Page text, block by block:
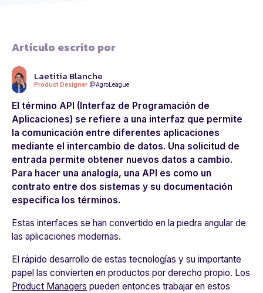
Artículo escrito por
Laetitia Blanche
Product Designer @AgroLeague
El término API (Interfaz de Programación de
Aplicaciones) se refiere a una interfaz que permite
la comunicación entre diferentes aplicaciones
mediante el intercambio de datos. Una solicitud de
entrada permite obtener nuevos datos a cambio.
Para hacer una analogía, una API es como un
contrato entre dos sistemas y su documentación
especifica los términos.
Estas interfaces se han convertido en la piedra angular de
las aplicaciones modernas.
El rápido desarrollo de estas tecnologías y su importante
papel las convierten en productos por derecho propio. Los
Product Managers pueden entonces trabajar en estos